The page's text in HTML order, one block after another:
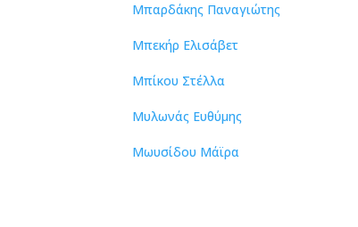
Μπαρδάκης Παναγιώτης
Μπεκήρ Ελισάβετ
Μπίκου Στέλλα
Μυλωνάς Ευθύμης
Μωυσίδου Μάϊρα